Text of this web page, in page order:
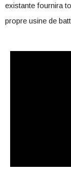
existante fournira
propre usine de